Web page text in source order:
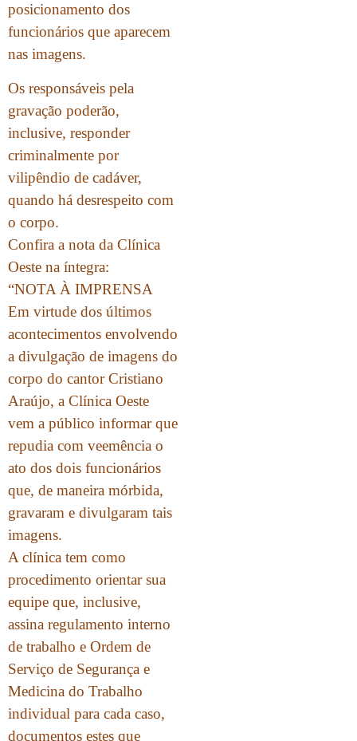
posicionamento dos
funcionários que aparecem
nas imagens.
Os responsáveis pela
gravação poderão,
inclusive, responder
criminalmente por
vilipêndio de cadáver,
quando há desrespeito com
o corpo.
Confira a nota da Clínica
Oeste na íntegra:
“NOTA À IMPRENSA
Em virtude dos últimos
acontecimentos envolvendo
a divulgação de imagens do
corpo do cantor Cristiano
Araújo, a Clínica Oeste
vem a público informar que
repudia com veemência o
ato dos dois funcionários
que, de maneira mórbida,
gravaram e divulgaram tais
imagens.
A clínica tem como
procedimento orientar sua
equipe que, inclusive,
assina regulamento interno
de trabalho e Ordem de
Serviço de Segurança e
Medicina do Trabalho
individual para cada caso,
documentos estes que